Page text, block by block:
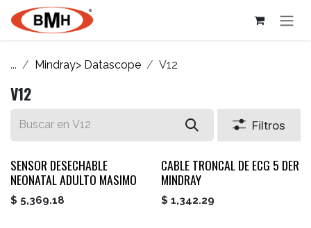
Ir al contenido
... Mindray> Datascope V12
V12
Filtros
SENSOR DESECHABLE
NEONATAL ADULTO MASIMO
$ 5,369.18
CABLE TRONCAL DE ECG 5 DER
MINDRAY
$ 1,342.29